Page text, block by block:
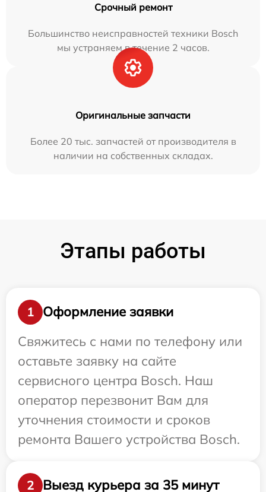
Срочный ремонт
Большинство неисправностей техники Bosch
мы устраняем в течение 2 часов.
Оригинальные запчасти
Более 20 тыс. запчастей от производителя в
наличии на собственных складах.
Этапы работы
1
Оформление заявки
Свяжитесь с нами по телефону или
оставьте заявку на сайте
сервисного центра Bosch. Наш
оператор перезвонит Вам для
уточнения стоимости и сроков
ремонта Вашего устройства Bosch.
2 Выезд курьера за 35 минут